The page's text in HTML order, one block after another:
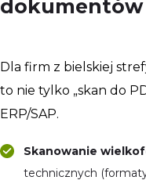
dokumentów
Dla firm z bielskiej
to nie tylko „skan do
ERP/SAP.
Skanowanie
technicznych